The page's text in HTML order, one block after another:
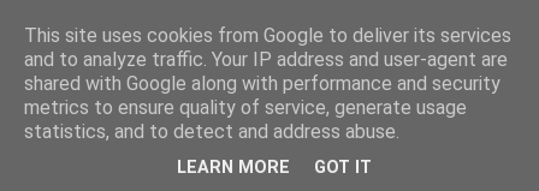
This site uses cookies from Google to deliver its services
and to analyze traffic. Your IP address and user-agent are
shared with Google along with performance and security
metrics to ensure quality of service, generate usage
statistics, and to detect and address abuse.
LEARN MORE GOT IT